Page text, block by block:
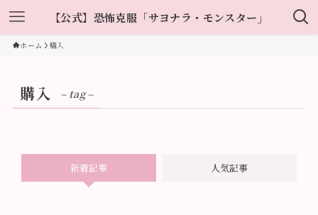
【公式】恐怖克服「サヨナラ・モンスター」
ホーム 購入
購入 – tag –
新着記事 人気記事